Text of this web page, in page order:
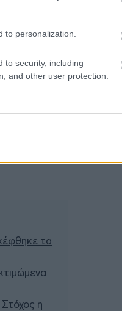
to personalization.
to security, including
and other user protection.
τα
η